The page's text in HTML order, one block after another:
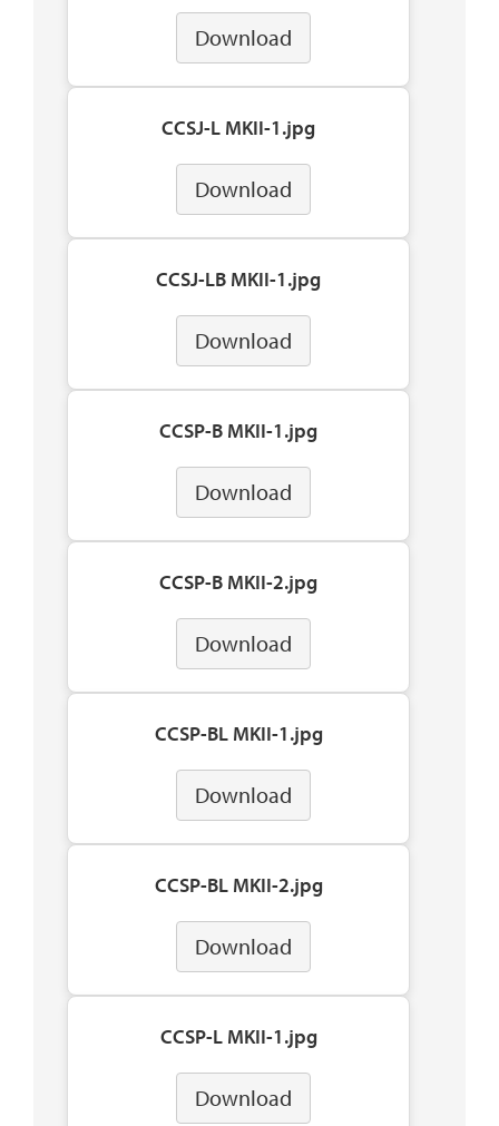
Download
CCSJ-L MKII-1.jpg
Download
CCSJ-LB MKII-1.jpg
Download
CCSP-B MKII-1.jpg
Download
CCSP-B MKII-2.jpg
Download
CCSP-BL MKII-1.jpg
Download
CCSP-BL MKII-2.jpg
Download
CCSP-L MKII-1.jpg
Download